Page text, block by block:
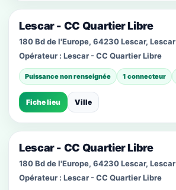
Lescar - CC Quartier Libre
180 Bd de l'Europe, 64230 Lescar, Lescar
Opérateur : Lescar - CC Quartier Libre
Puissance non renseignée 1 connecteur
Fiche lieu Ville
Lescar - CC Quartier Libre
180 Bd de l'Europe, 64230 Lescar, Lescar
Opérateur : Lescar - CC Quartier Libre